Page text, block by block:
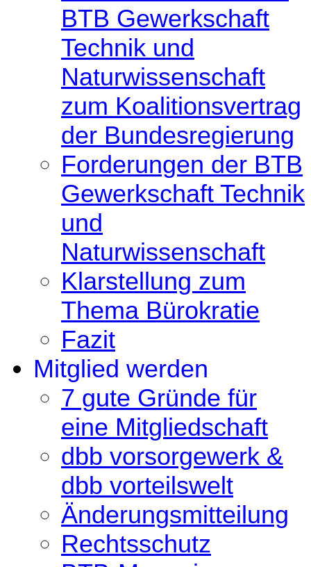
BTB Gewerkschaft
Technik und
Naturwissenschaft
zum Koalitionsvertrag
der Bundesregierung
Forderungen der BTB
Gewerkschaft Technik
und
Naturwissenschaft
Klarstellung zum
Thema Bürokratie
Fazit
Mitglied werden
7 gute Gründe für
eine Mitgliedschaft
dbb vorsorgewerk &
dbb vorteilswelt
Änderungsmitteilung
Rechtsschutz